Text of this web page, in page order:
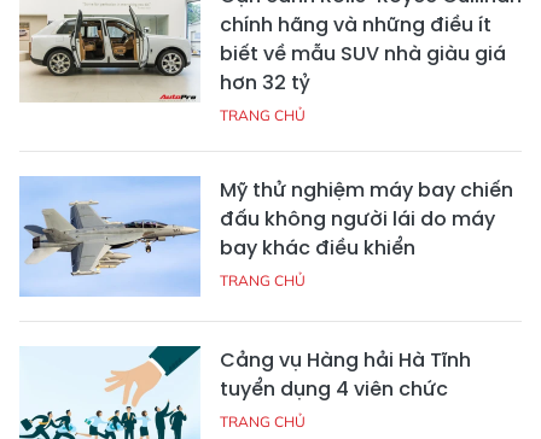
chính hãng và những điều ít
biết về mẫu SUV nhà giàu giá
hơn 32 tỷ
TRANG CHỦ
Mỹ thử nghiệm máy bay chiến
đấu không người lái do máy
bay khác điều khiển
TRANG CHỦ
Cảng vụ Hàng hải Hà Tĩnh
tuyển dụng 4 viên chức
TRANG CHỦ